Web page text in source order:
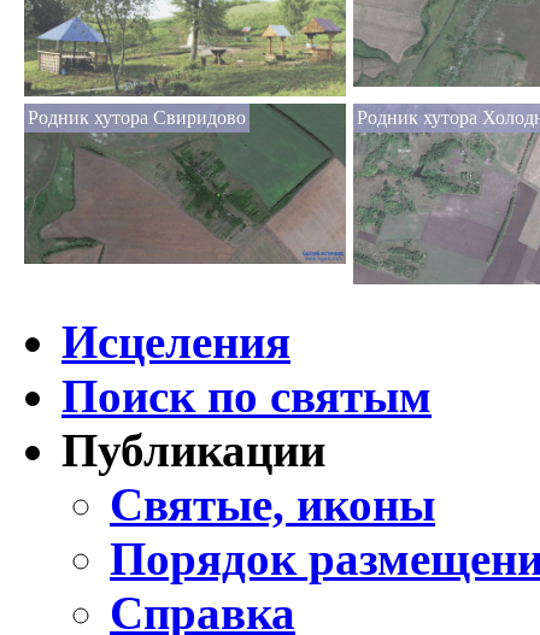
Родник хутора Свиридово Родник хутора
Исцеления
Поиск по святым
Публикации
Святые, иконы
Порядок
Справка